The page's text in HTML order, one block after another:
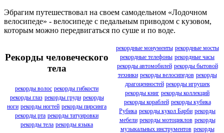
Эбрагим путешествовал на своем самодельном «Лодочном
велосипеде» - велосипеде с педальным приводом с кузовом,
которым можно передвигаться по суше и по воде.
Рекорды человеческого
тела
рекорды волос рекорды гибкости
рекорды глаз рекорды груди рекорды
ноги рекорды ногтей рекорды пирсинга
рекорды рта рекорды татуировки
рекорды тела рекорды языка
рекордные монументы рекордные мосты
рекордные телефоны рекордные часы
рекорды автомобилей рекорды бытовой
техники рекорды велосипедов рекорды
драгоценностей рекорды игрушек
рекорды книг рекорды коллекций
рекорды кораблей рекорды кубика
Рубика рекорды кукол Барби рекорды
мебели рекорды мотоциклов рекорды
музыкальных инструментов рекорды